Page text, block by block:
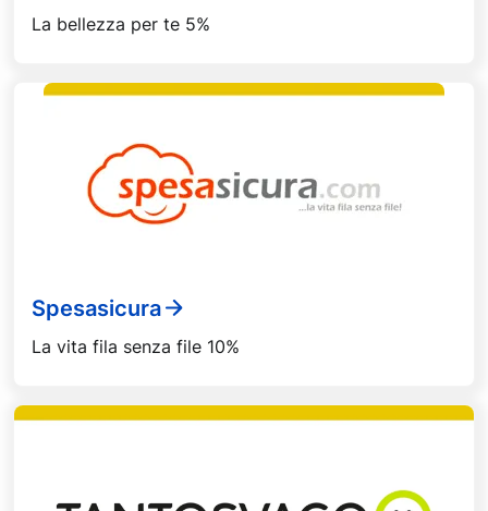
La bellezza per te 5%
Spesasicura
La vita fila senza file 10%